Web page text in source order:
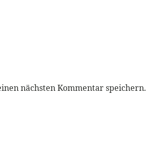
nächsten Kommentar speichern.